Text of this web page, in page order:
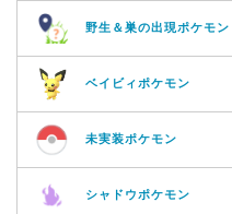
野生＆巣の出現ポケモン
ベイビィポケモン
未実装ポケモン
シャドウポケモン